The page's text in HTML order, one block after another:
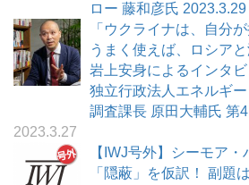
ロー 藤和彦氏 2023.3.29
「ウクライナは、自分
うまく使えば、ロシア
岩上安身によるインタ
独立行政法人エネルギ
調査課長 原田大輔氏 第
2023.3.27
【IWJ号外】シーモア・
「隠蔽」を仮訳！ 副題